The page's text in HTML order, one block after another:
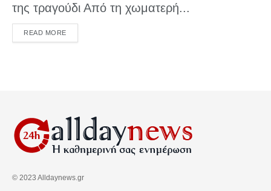
της τραγούδι Από τη χωματερή...
READ MOREDETAILS
© 2023 Alldaynews.gr